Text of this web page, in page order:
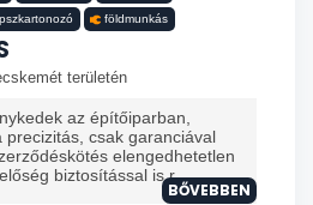
földmunkás
területén
az építőiparban,
precizitás, csak garanciával
elengedhetetlen
biztosítással is r...
BŐVEBBEN